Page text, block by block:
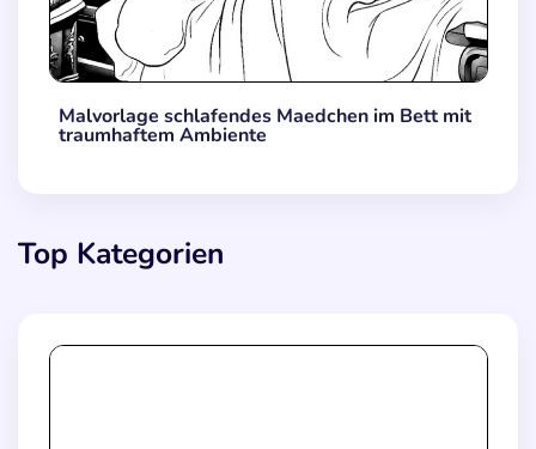
Malvorlage schlafendes Maedchen im Bett mit
traumhaftem Ambiente
Top Kategorien